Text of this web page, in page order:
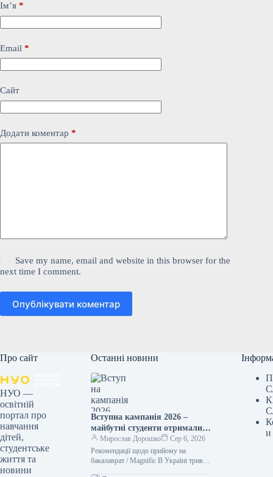
Ім’я *
Email *
Сайт
Додати коментар *
Save my name, email and website in this browser for the
next time I comment.
Опублікувати коментар
Про сайт
НУО —
освітній
портал про
навчання
дітей,
студентське
життя та
новини
Останні новини
Вступна кампанія 2026 –
майбутні студенти отримали
списки рекомендованих до
зарахування
Мирослав Дорошко
Сер 6, 2026
Рекомендації щодо прийому на
бакалаврат / Magnific В Україні триває
и